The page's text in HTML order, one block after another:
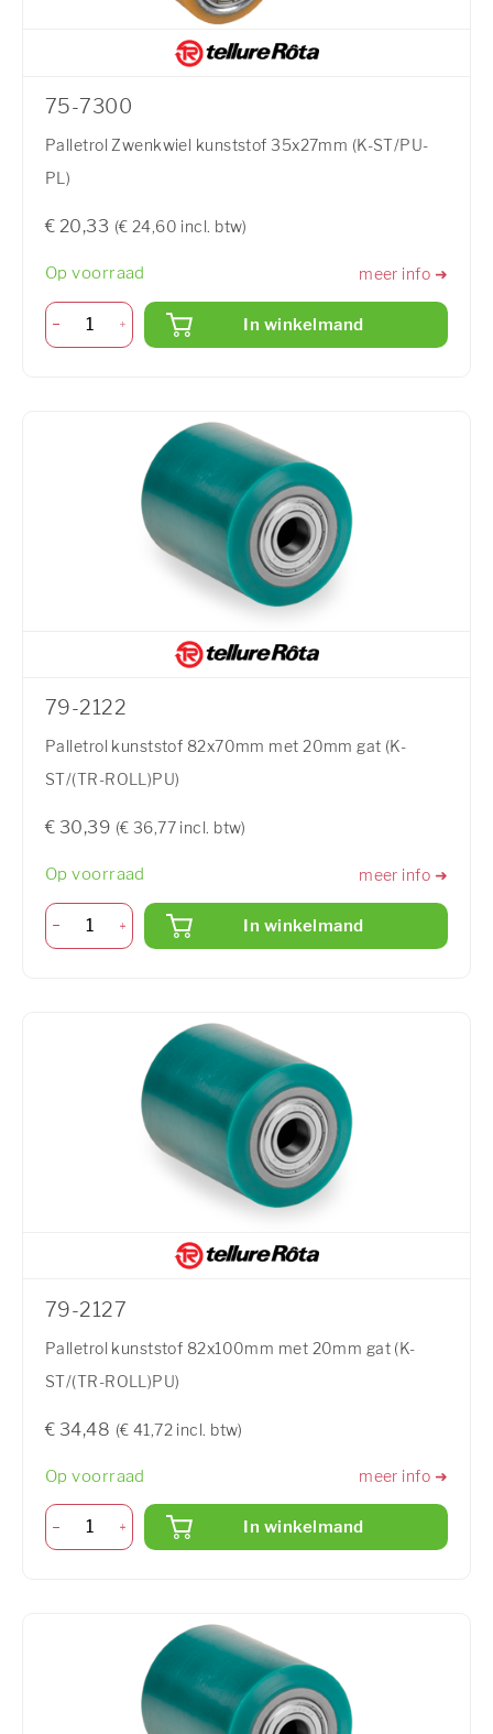
75-7300
Palletrol Zwenkwiel kunststof 35x27mm (K-ST/PU-
PL)
€ 20,33 (€ 24,60 incl. btw)
Op voorraad meer info ➜
In winkelmand
79-2122
Palletrol kunststof 82x70mm met 20mm gat (K-
ST/(TR-ROLL)PU)
€ 30,39 (€ 36,77 incl. btw)
Op voorraad meer info ➜
In winkelmand
79-2127
Palletrol kunststof 82x100mm met 20mm gat (K-
ST/(TR-ROLL)PU)
€ 34,48 (€ 41,72 incl. btw)
Op voorraad meer info ➜
In winkelmand